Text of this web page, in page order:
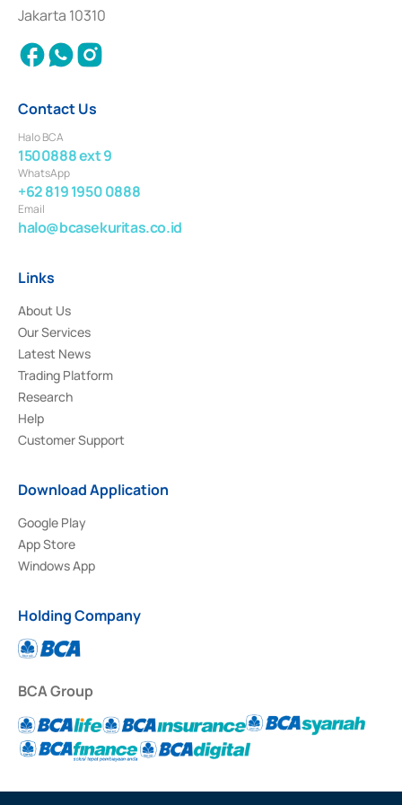
Settlement of Commercial Paper Transactions whose license was issued in
2018.
Jakarta 10310
Contact Us
Halo BCA
1500888 ext 9
WhatsApp
+62 819 1950 0888
Email
halo@bcasekuritas.co.id
Links
About Us
Our Services
Latest News
Trading Platform
Research
Help
Customer Support
Download Application
Google Play
App Store
Windows App
Holding Company
BCA Group